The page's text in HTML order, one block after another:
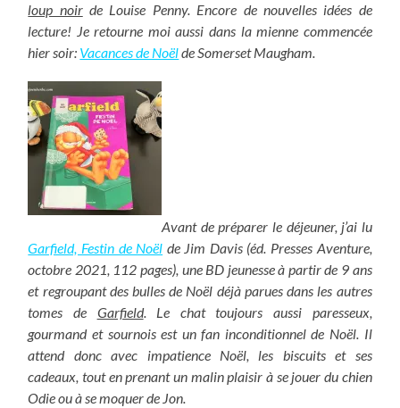
loup noirde Louise Penny. Encore de nouvelles idées de
lecture! Je retourne moi aussi dans la mienne commencée
hier soir: Vacances de Noëlde Somerset Maugham.
Avant de préparer le déjeuner, j’ai lu
Garfield, Festin de Noël de Jim Davis (éd. Presses Aventure,
octobre 2021, 112 pages), une BD jeunesse à partir de 9 ans
et regroupant des bulles de Noël déjà parues dans les autres
tomes de Garfield. Le chat toujours aussi paresseux,
gourmand et sournois est un fan inconditionnel de Noël. Il
attend donc avec impatience Noël, les biscuits et ses
cadeaux, tout en prenant un malin plaisir à se jouer du chien
Odie ou à se moquer de Jon.